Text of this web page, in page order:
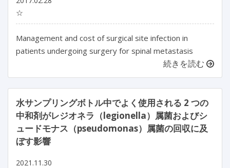
☆
Management and cost of surgical site infection in
patients undergoing surgery for spinal metastasis
続きを読む
水サンプリングボトル中でよく使用される 2 つの
中和剤がレジオネラ（legionella）属菌およびシ
ュードモナス（pseudomonas）属菌の回収に及
ぼす影響
2021.11.30